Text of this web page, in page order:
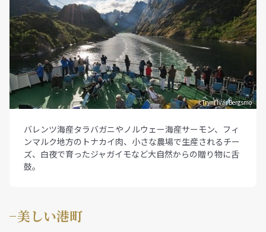
cTrym Ivar Bergsmo
バレンツ海産タラバガニやノルウェー海産サーモン、フィ
ンマルク地方のトナカイ肉、小さな農場で生産されるチー
ズ、白夜で育ったジャガイモなど大自然からの贈り物に舌
鼓。
美しい港町